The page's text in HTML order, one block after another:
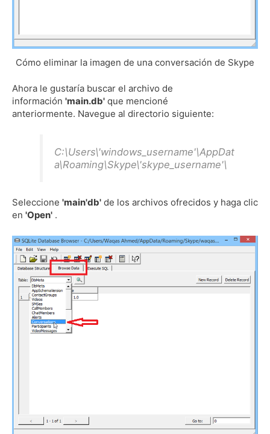
Cómo eliminar la imagen de una conversación de Skype
Ahora le gustaría buscar el archivo de
información 'main.db' que mencioné
anteriormente. Navegue al directorio siguiente:
C:\Users\'windows_username'\AppDat
a\Roaming\Skype\'skype_username'\
Seleccione 'main'db' de los archivos ofrecidos y haga clic
en 'Open' .